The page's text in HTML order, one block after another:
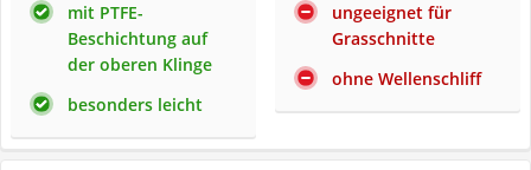
mit PTFE-
Beschichtung auf
der oberen Klinge
besonders leicht
ungeeignet für
Grasschnitte
ohne Wellenschliff